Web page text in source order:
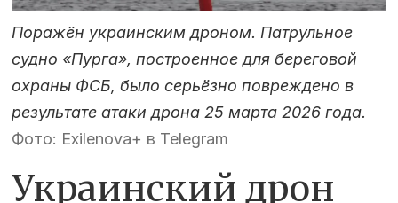
Поражён украинским дроном. Патрульное
судно «Пурга», построенное для береговой
охраны ФСБ, было серьёзно повреждено в
результате атаки дрона 25 марта 2026 года.
Фото: Exilenova+ в Telegram
Украинский дрон